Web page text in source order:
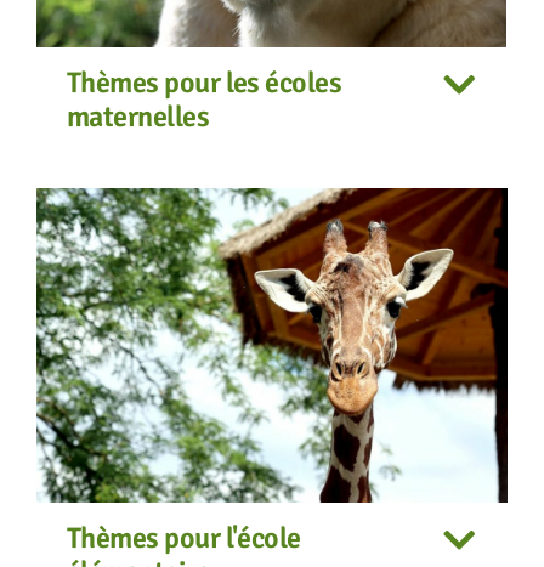
Thèmes pour les écoles
maternelles
Thèmes pour l'école